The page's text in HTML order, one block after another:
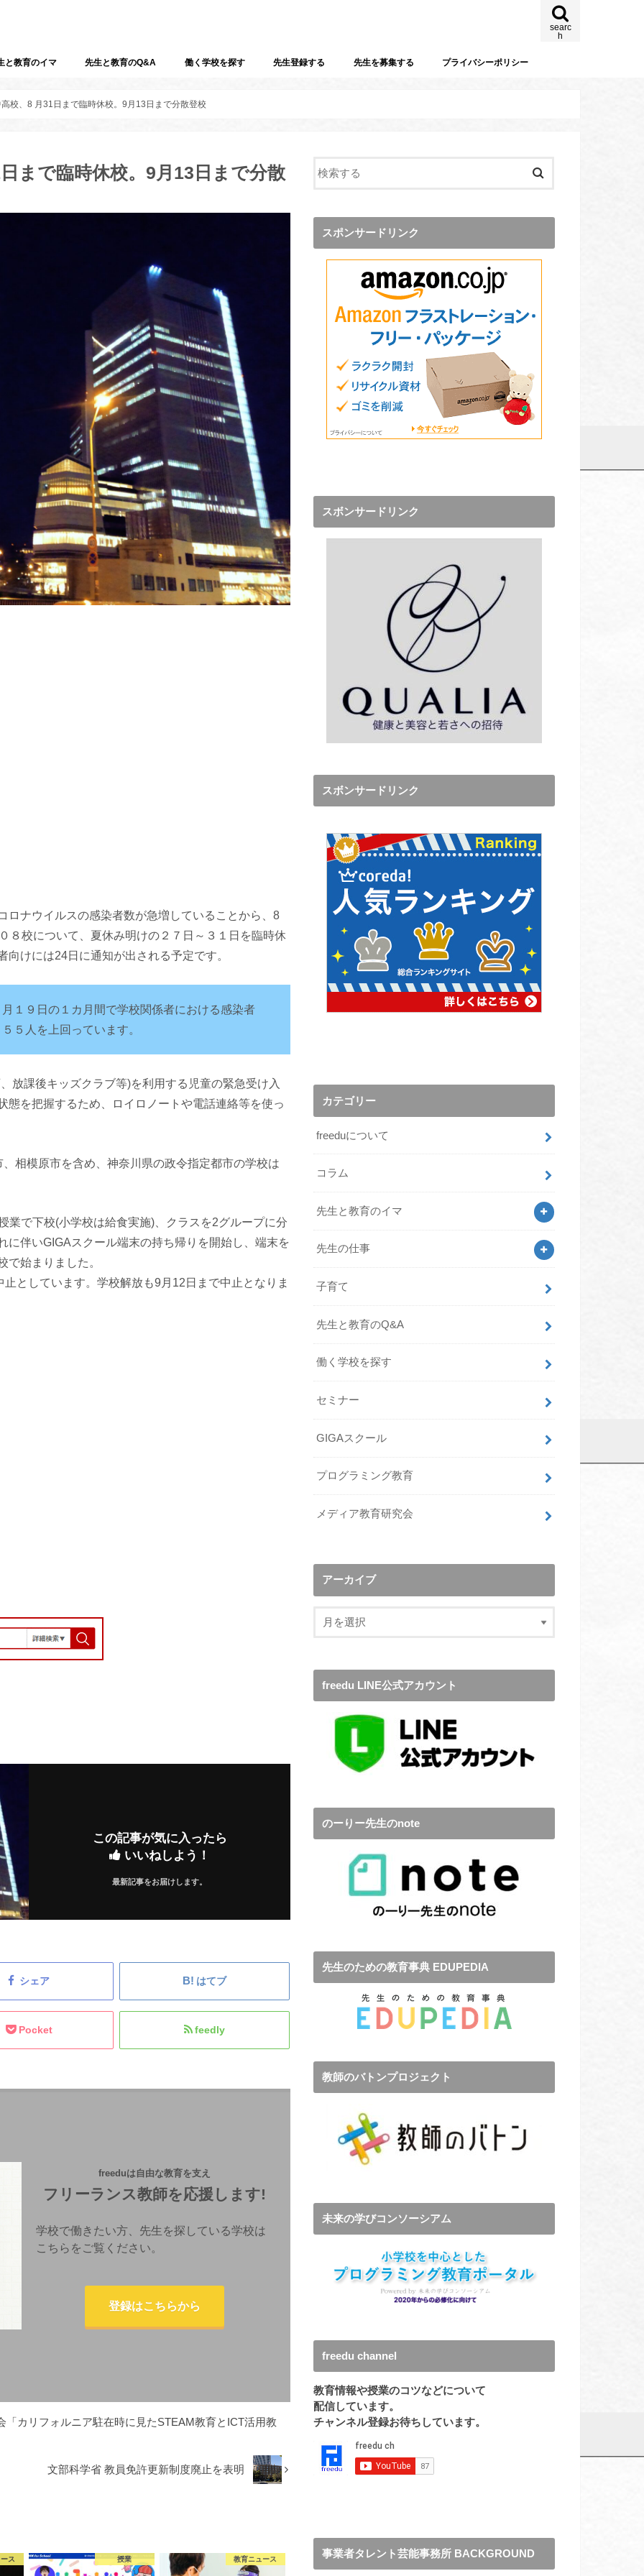
searc
h
と教育のイマ 先生と教育のQ&A 働く学校を探す 先生登録する 先生を募集する プライバシーポリシー
校、8 月31日まで臨時休校。9月13日まで分散登校
まで臨時休校。9月13日まで分散
ロナウイルスの感染者数が急増していることから、8
８校について、夏休み明けの２７日～３１日を臨時休
けには24日に通知が出される予定です。
１９日の１カ月間で学校関係者における感染者
５人を上回っています。
放課後キッズクラブ等)を利用する児童の緊急受け入
態を把握するため、ロイロノートや電話連絡等を使っ
相模原市を含め、神奈川県の政令指定都市の学校は
業で下校(小学校は給食実施)、クラスを2グループに分
伴いGIGAスクール端末の持ち帰りを開始し、端末を
始まりました。
としています。学校解放も9月12日まで中止となりま
この記事が気に入ったら
いいねしよう！
最新記事をお届けします。
シェア はてブ
Pocket feedly
freeduは自由な教育を支え
フリーランス教師を応援します!
学校で働きたい方、先生を探している学校は
こちらをご覧ください。
登録はこちらから
「カリフォルニア駐在時に見たSTEAM教育とICT活用教
文部科学省 教員免許更新制度廃止を表明
ス 授業 教育ニュース
スポンサードリンク
スボンサードリンク
スボンサードリンク
カテゴリー
freeduについて
コラム
先生と教育のイマ
先生の仕事
子育て
先生と教育のQ&A
働く学校を探す
セミナー
GIGAスクール
プログラミング教育
メディア教育研究会
アーカイブ
freedu LINE公式アカウント
のーりー先生のnote
先生のための教育事典 EDUPEDIA
教師のバトンプロジェクト
未来の学びコンソーシアム
freedu channel
教育情報や授業のコツなどについて
配信しています。
チャンネル登録お待ちしています。
事業者タレント芸能事務所 BACKGROUND